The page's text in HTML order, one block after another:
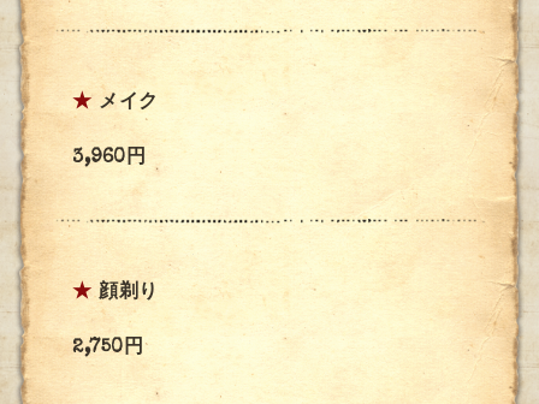
★ メイク
3,960円
★ 顔剃り
2,750円